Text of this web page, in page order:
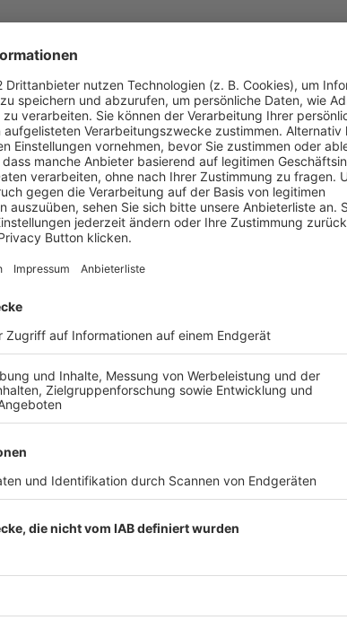
Nächste Spiele